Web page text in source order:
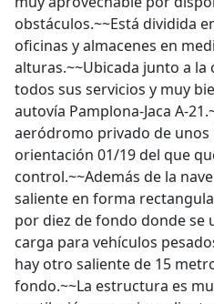
obstáculos.~~Está dividida
oficinas y almacenes en
alturas.~~Ubicada junto a la
todos sus servicios y muy
autovía Pamplona-Jaca A-
aeródromo privado de unos
orientación 01/19 del que
control.~~Además de la
saliente en forma
por diez de fondo donde se
carga para vehículos
hay otro saliente de 15
fondo.~~La estructura es